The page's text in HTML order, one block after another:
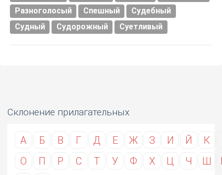
Разноголосый Спешный
Судебный
Судный
Судорожный Суетливый
Склонение прилагательных
А Б В Г Д Е Ж З И Й К
О
П Р С Т У Ф Х Ц Ч Ш